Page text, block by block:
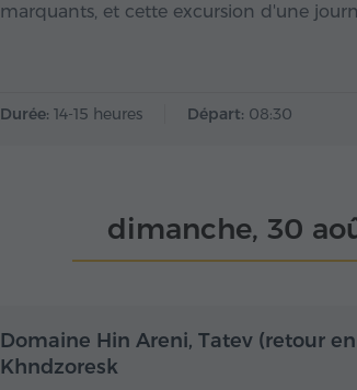
marquants, et cette excursion d'une
Durée: 14-15 heures Départ: 08:30
dimanche, 30
Toute la journée
Domaine Hin Areni, Tatev (retour
Khndzoresk